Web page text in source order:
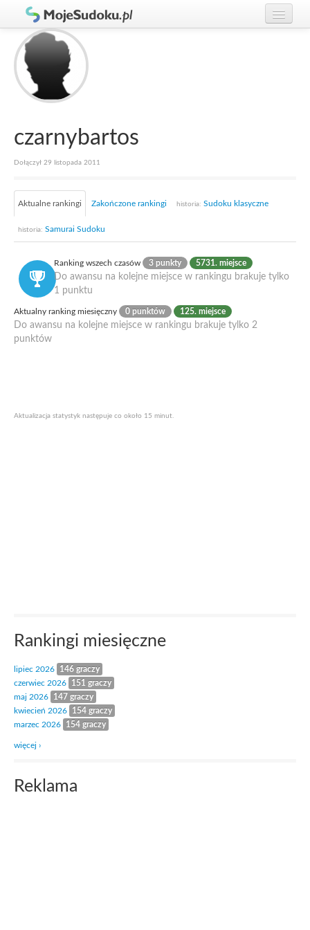
Graj w Sudoku!
Zasady Sudoku
Rankingi
czarnybartos
Dołączył 29 listopada 2011
Aktualne rankingi Zakończone rankingi historia: Sudoku klasyczne
historia: Samurai Sudoku
Ranking wszech czasów 3 punkty 5731. miejsce
Do awansu na kolejne miejsce w rankingu brakuje tylko
1 punktu
Aktualny ranking miesięczny 0 punktów 125. miejsce
Do awansu na kolejne miejsce w rankingu brakuje tylko 2
punktów
Aktualizacja statystyk następuje co około 15 minut.
Rankingi miesięczne
lipiec 2026
146 graczy
czerwiec 2026
151 graczy
maj 2026
147 graczy
kwiecień 2026
154 graczy
marzec 2026
154 graczy
więcej ›
Reklama